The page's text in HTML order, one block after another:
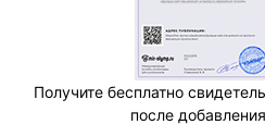
Получите бесплатно
после